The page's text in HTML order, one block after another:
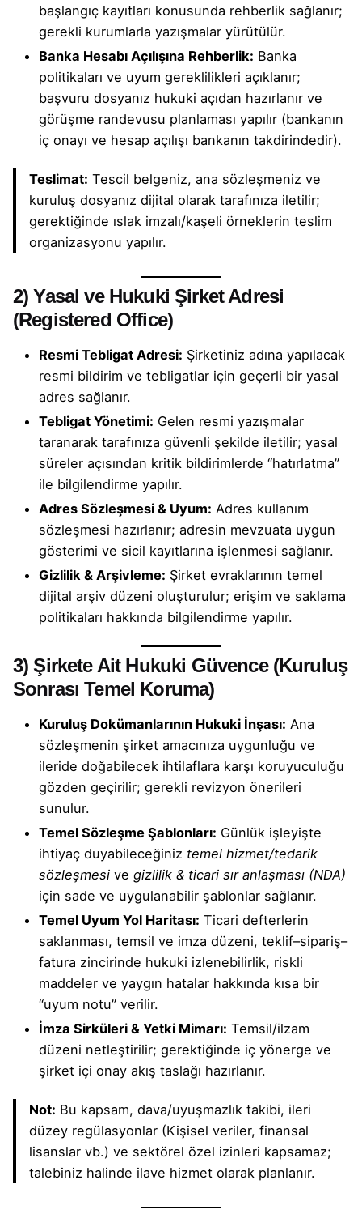
başlangıç kayıtları konusunda rehberlik sağlanır;
gerekli kurumlarla yazışmalar yürütülür.
Banka Hesabı Açılışına Rehberlik: Banka
politikaları ve uyum gereklilikleri açıklanır;
başvuru dosyanız hukuki açıdan hazırlanır ve
görüşme randevusu planlaması yapılır (bankanın
iç onayı ve hesap açılışı bankanın takdirindedir).
Teslimat: Tescil belgeniz, ana sözleşmeniz ve
kuruluş dosyanız dijital olarak tarafınıza iletilir;
gerektiğinde ıslak imzalı/kaşeli örneklerin teslim
organizasyonu yapılır.
2) Yasal ve Hukuki Şirket Adresi
(Registered Office)
Resmi Tebligat Adresi: Şirketiniz adına yapılacak
resmi bildirim ve tebligatlar için geçerli bir yasal
adres sağlanır.
Tebligat Yönetimi: Gelen resmi yazışmalar
taranarak tarafınıza güvenli şekilde iletilir; yasal
süreler açısından kritik bildirimlerde “hatırlatma”
ile bilgilendirme yapılır.
Adres Sözleşmesi & Uyum: Adres kullanım
sözleşmesi hazırlanır; adresin mevzuata uygun
gösterimi ve sicil kayıtlarına işlenmesi sağlanır.
Gizlilik & Arşivleme: Şirket evraklarının temel
dijital arşiv düzeni oluşturulur; erişim ve saklama
politikaları hakkında bilgilendirme yapılır.
3) Şirkete Ait Hukuki Güvence (Kuruluş
Sonrası Temel Koruma)
Kuruluş Dokümanlarının Hukuki İnşası: Ana
sözleşmenin şirket amacınıza uygunluğu ve
ileride doğabilecek ihtilaflara karşı koruyuculuğu
gözden geçirilir; gerekli revizyon önerileri
sunulur.
Temel Sözleşme Şablonları: Günlük işleyişte
ihtiyaç duyabileceğiniz temel hizmet/tedarik
sözleşmesi ve gizlilik & ticari sır anlaşması (NDA)
için sade ve uygulanabilir şablonlar sağlanır.
Temel Uyum Yol Haritası: Ticari defterlerin
saklanması, temsil ve imza düzeni, teklif–sipariş–
fatura zincirinde hukuki izlenebilirlik, riskli
maddeler ve yaygın hatalar hakkında kısa bir
“uyum notu” verilir.
İmza Sirküleri & Yetki Mimarı: Temsil/ilzam
düzeni netleştirilir; gerektiğinde iç yönerge ve
şirket içi onay akış taslağı hazırlanır.
Not: Bu kapsam, dava/uyuşmazlık takibi, ileri
düzey regülasyonlar (Kişisel veriler, finansal
lisanslar vb.) ve sektörel özel izinleri kapsamaz;
talebiniz halinde ilave hizmet olarak planlanır.